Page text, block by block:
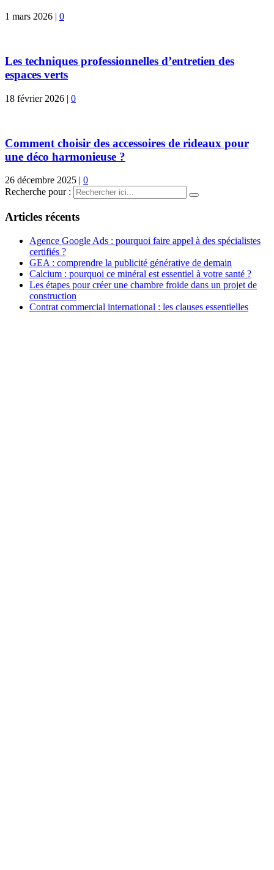
1 mars 2026 | 0
Les techniques professionnelles d’entretien des
espaces verts
18 février 2026 | 0
Comment choisir des accessoires de rideaux pour
une déco harmonieuse ?
26 décembre 2025 | 0
Recherche pour :
Articles récents
Agence Google Ads : pourquoi faire appel à des spécialistes
certifiés ?
GEA : comprendre la publicité générative de demain
Calcium : pourquoi ce minéral est essentiel à votre santé ?
Les étapes pour créer une chambre froide dans un projet de
construction
Contrat commercial international : les clauses essentielles